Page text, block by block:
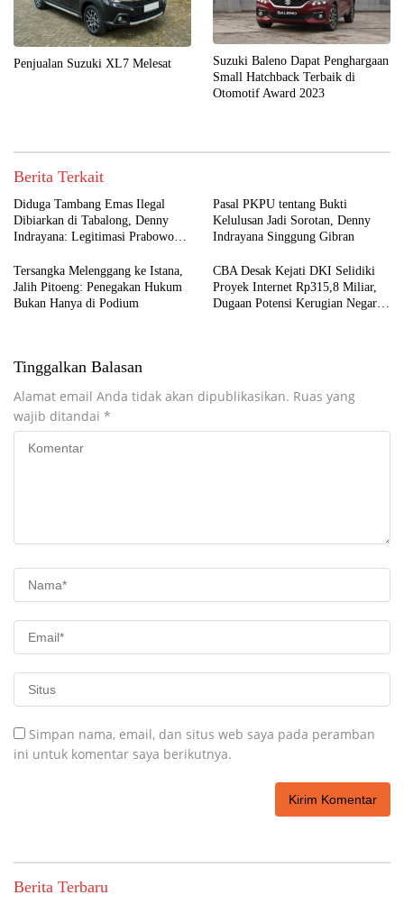
Penjualan Suzuki XL7 Melesat
Suzuki Baleno Dapat Penghargaan
Small Hatchback Terbaik di
Otomotif Award 2023
Berita Terkait
Diduga Tambang Emas Ilegal
Dibiarkan di Tabalong, Denny
Indrayana: Legitimasi Prabowo
Pasal PKPU tentang Bukti
Kelulusan Jadi Sorotan, Denny
Indrayana Singgung Gibran
Tersangka Melenggang ke Istana,
Jalih Pitoeng: Penegakan Hukum
Bukan Hanya di Podium
CBA Desak Kejati DKI Selidiki
Proyek Internet Rp315,8 Miliar,
Dugaan Potensi Kerugian Negara
Tinggalkan Balasan
Alamat email Anda tidak akan dipublikasikan. Ruas yang
wajib ditandai *
Simpan nama, email, dan situs web saya pada peramban
ini untuk komentar saya berikutnya.
Berita Terbaru